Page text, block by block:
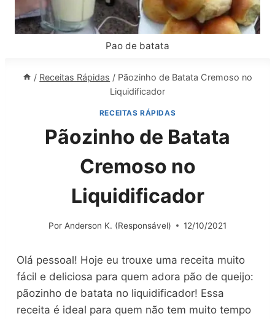
Pao de batata
/ Receitas Rápidas / Pãozinho de Batata Cremoso no
Liquidificador
RECEITAS RÁPIDAS
Pãozinho de Batata
Cremoso no
Liquidificador
Por Anderson K. (Responsável) 12/10/2021
Olá pessoal! Hoje eu trouxe uma receita muito
fácil e deliciosa para quem adora pão de queijo:
pãozinho de batata no liquidificador! Essa
receita é ideal para quem não tem muito tempo